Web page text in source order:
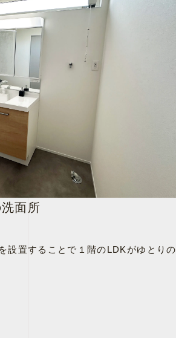
面所
設置することで１階のLDKがゆとりの